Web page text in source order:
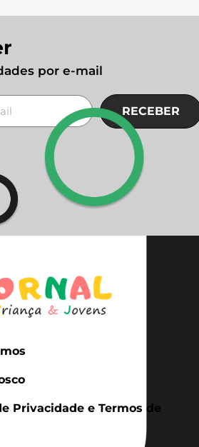
por e-mail
RECEBER
Privacidade e Termos de